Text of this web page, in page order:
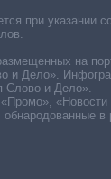
при указании
на
Дело».
Слово и Дело».